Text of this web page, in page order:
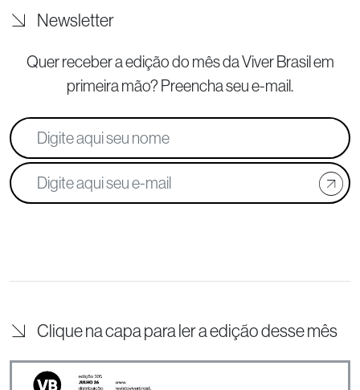
Newsletter
Quer receber a edição do mês da Viver Brasilem
primeira mão? Preencha seu e-mail.
Clique na capa para ler a edição desse mês